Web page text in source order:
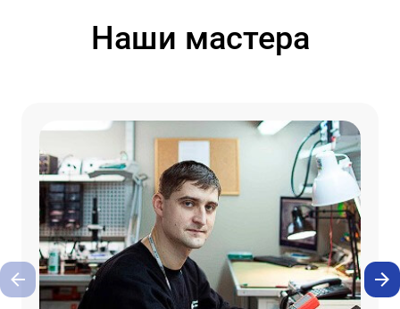
Наши мастера